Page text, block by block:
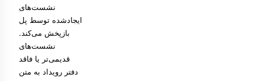
نشست‌های
ایجادشده توسط پل
بازپخش می‌کند.
نشست‌های
قدیمی‌تر یا فاقد
دفتر رویداد به متن